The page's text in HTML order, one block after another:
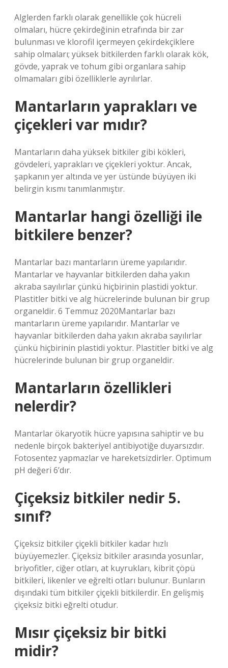
Alglerden farklı olarak genellikle çok hücreli
olmaları, hücre çekirdeğinin etrafında bir zar
bulunması ve klorofil içermeyen çekirdekçiklere
sahip olmaları; yüksek bitkilerden farklı olarak kök,
gövde, yaprak ve tohum gibi organlara sahip
olmamaları gibi özelliklerle ayrılırlar.
Mantarların yaprakları ve
çiçekleri var mıdır?
Mantarların daha yüksek bitkiler gibi kökleri,
gövdeleri, yaprakları ve çiçekleri yoktur. Ancak,
şapkanın yer altında ve yer üstünde büyüyen iki
belirgin kısmı tanımlanmıştır.
Mantarlar hangi özelliği ile
bitkilere benzer?
Mantarlar bazı mantarların üreme yapılarıdır.
Mantarlar ve hayvanlar bitkilerden daha yakın
akraba sayılırlar çünkü hiçbirinin plastidi yoktur.
Plastitler bitki ve alg hücrelerinde bulunan bir grup
organeldir. 6 Temmuz 2020Mantarlar bazı
mantarların üreme yapılarıdır. Mantarlar ve
hayvanlar bitkilerden daha yakın akraba sayılırlar
çünkü hiçbirinin plastidi yoktur. Plastitler bitki ve alg
hücrelerinde bulunan bir grup organeldir.
Mantarların özellikleri
nelerdir?
Mantarlar ökaryotik hücre yapısına sahiptir ve bu
nedenle birçok bakteriyel antibiyotiğe duyarsızdır.
Fotosentez yapmazlar ve hareketsizdirler. Optimum
pH değeri 6’dır.
Çiçeksiz bitkiler nedir 5.
sınıf?
Çiçeksiz bitkiler çiçekli bitkiler kadar hızlı
büyüyemezler. Çiçeksiz bitkiler arasında yosunlar,
briyofitler, ciğer otları, at kuyrukları, kibrit çöpü
bitkileri, likenler ve eğrelti otları bulunur. Bunların
dışındaki tüm bitkiler çiçekli bitkilerdir. En gelişmiş
çiçeksiz bitki eğrelti otudur.
Mısır çiçeksiz bir bitki
midir?